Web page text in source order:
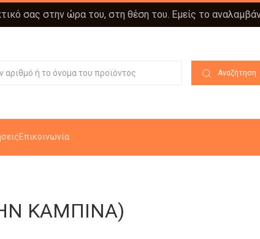
σας στην ώρα του, στη θέση του. Εμείς το
Αναζήτηση
Επικοινωνία
ΚΑΜΠΙΝΑ)